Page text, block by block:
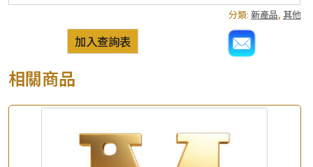
分類: 新產品, 其他
加入查詢表
相關商品